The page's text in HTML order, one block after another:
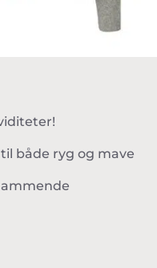
både ryg og mave
ammende